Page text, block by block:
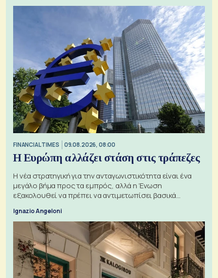
FINANCIAL TIMES 09.08.2026, 08:00
Η Ευρώπη αλλάζει στάση στις τράπεζες
Η νέα στρατηγική για την ανταγωνιστικότητα είναι ένα
μεγάλο βήμα προς τα εμπρός, αλλά η Ένωση
εξακολουθεί να πρέπει να αντιμετωπίσει βασικά
Ignazio Angeloni